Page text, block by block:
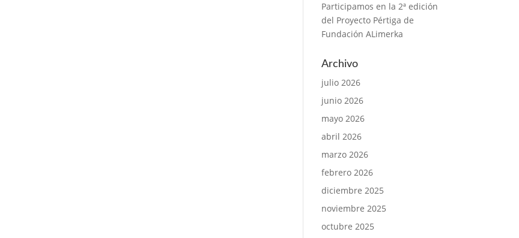
Participamos en la 2ª edición
del Proyecto Pértiga de
Fundación ALimerka
Archivo
julio 2026
junio 2026
mayo 2026
abril 2026
marzo 2026
febrero 2026
diciembre 2025
noviembre 2025
octubre 2025